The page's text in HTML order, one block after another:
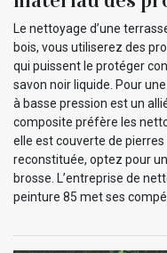
Le nettoyage d’une
bois, vous utiliserez des
qui puissent le protéger
savon noir liquide. Pour
à basse pression est un
composite préfère les
elle est couverte de
reconstituée, optez pour
brosse. L’entreprise de
peinture 85 met ses